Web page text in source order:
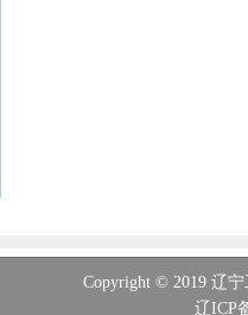
Copyright © 2019 辽
辽ICP